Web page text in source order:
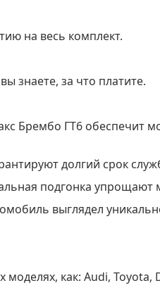
на весь комплект.
знаете, за что платите.
Брембо ГТ6 обеспечит
долгий срок
подгонка упрощают
выглядел
как: Audi, Toyota,